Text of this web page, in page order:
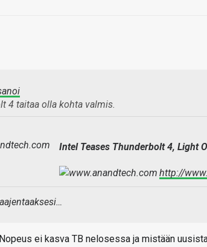
4 taitaa olla kohta valmis.
Intel Teases Thunderbolt 4, Light
http://
ei kasva TB nelosessa ja mistään